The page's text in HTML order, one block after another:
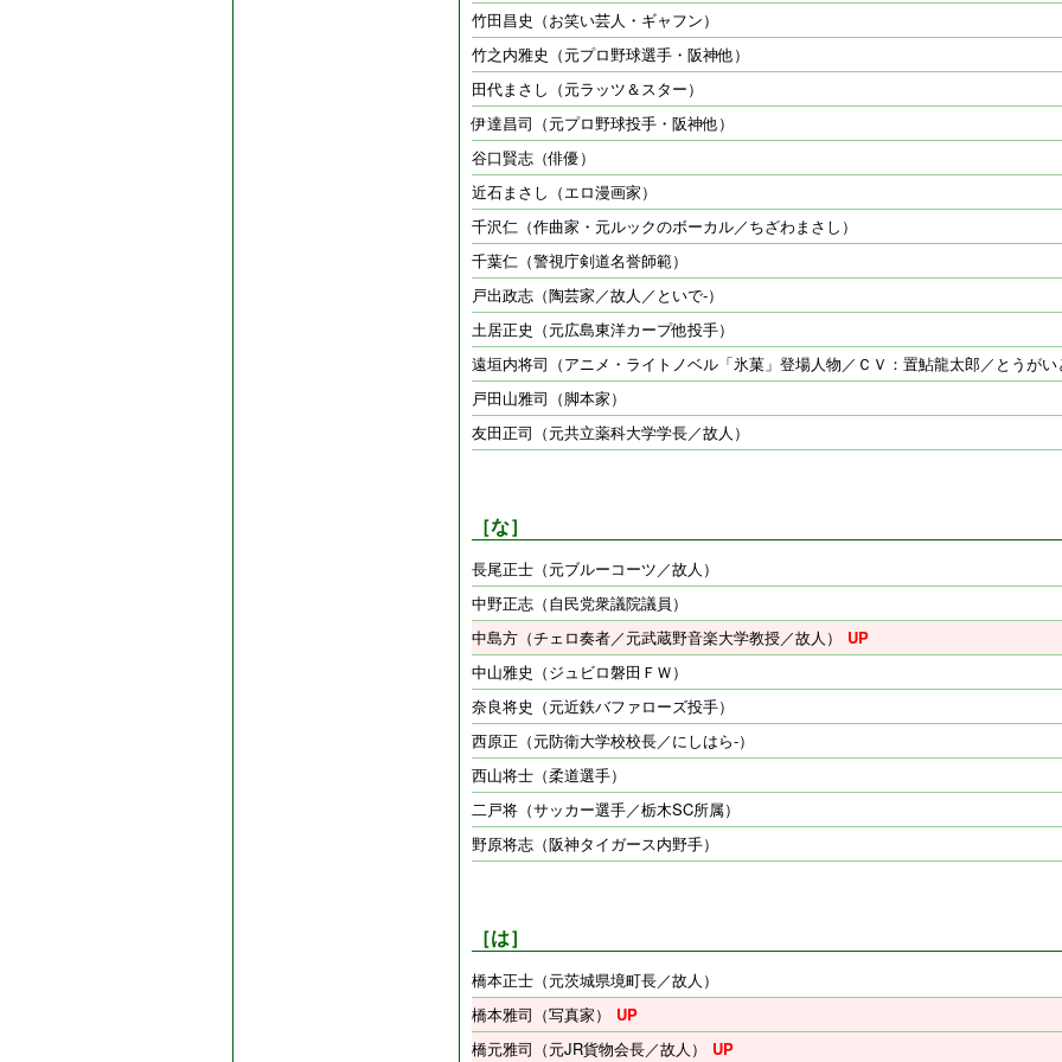
竹田昌史（お笑い芸人・ギャフン）
竹之内雅史（元プロ野球選手・阪神他）
田代まさし（元ラッツ＆スター）
伊達昌司（元プロ野球投手・阪神他）
谷口賢志（俳優）
近石まさし（エロ漫画家）
千沢仁（作曲家・元ルックのボーカル／ちざわまさし）
千葉仁（警視庁剣道名誉師範）
戸出政志（陶芸家／故人／といで-）
土居正史（元広島東洋カープ他投手）
遠垣内将司（アニメ・ライトノベル「氷菓」登場人物／ＣＶ：置鮎龍太郎／とうがい
戸田山雅司（脚本家）
友田正司（元共立薬科大学学長／故人）
［な］
長尾正士（元ブルーコーツ／故人）
中野正志（自民党衆議院議員）
中島方（チェロ奏者／元武蔵野音楽大学教授／故人）
中山雅史（ジュビロ磐田ＦＷ）
奈良将史（元近鉄バファローズ投手）
西原正（元防衛大学校校長／にしはら-）
西山将士（柔道選手）
二戸将（サッカー選手／栃木SC所属）
野原将志（阪神タイガース内野手）
［は］
橋本正士（元茨城県境町長／故人）
橋本雅司（写真家）
橋元雅司（元JR貨物会長／故人）